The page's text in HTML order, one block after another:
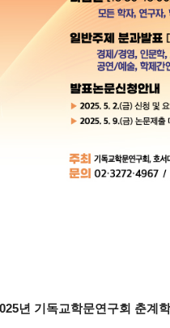
년 기독교학문연구회 춘계